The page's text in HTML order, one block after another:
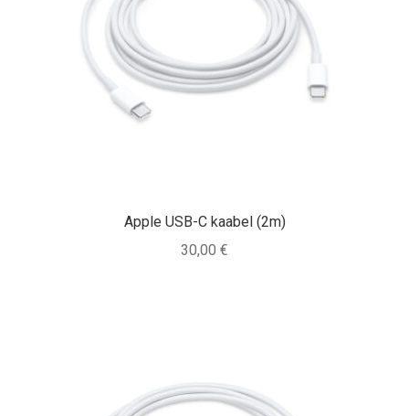
Apple USB-C kaabel (2m)
30,00 €